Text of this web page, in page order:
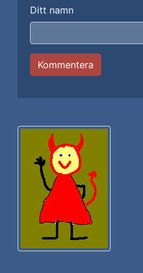
Ditt namn
Kommentera